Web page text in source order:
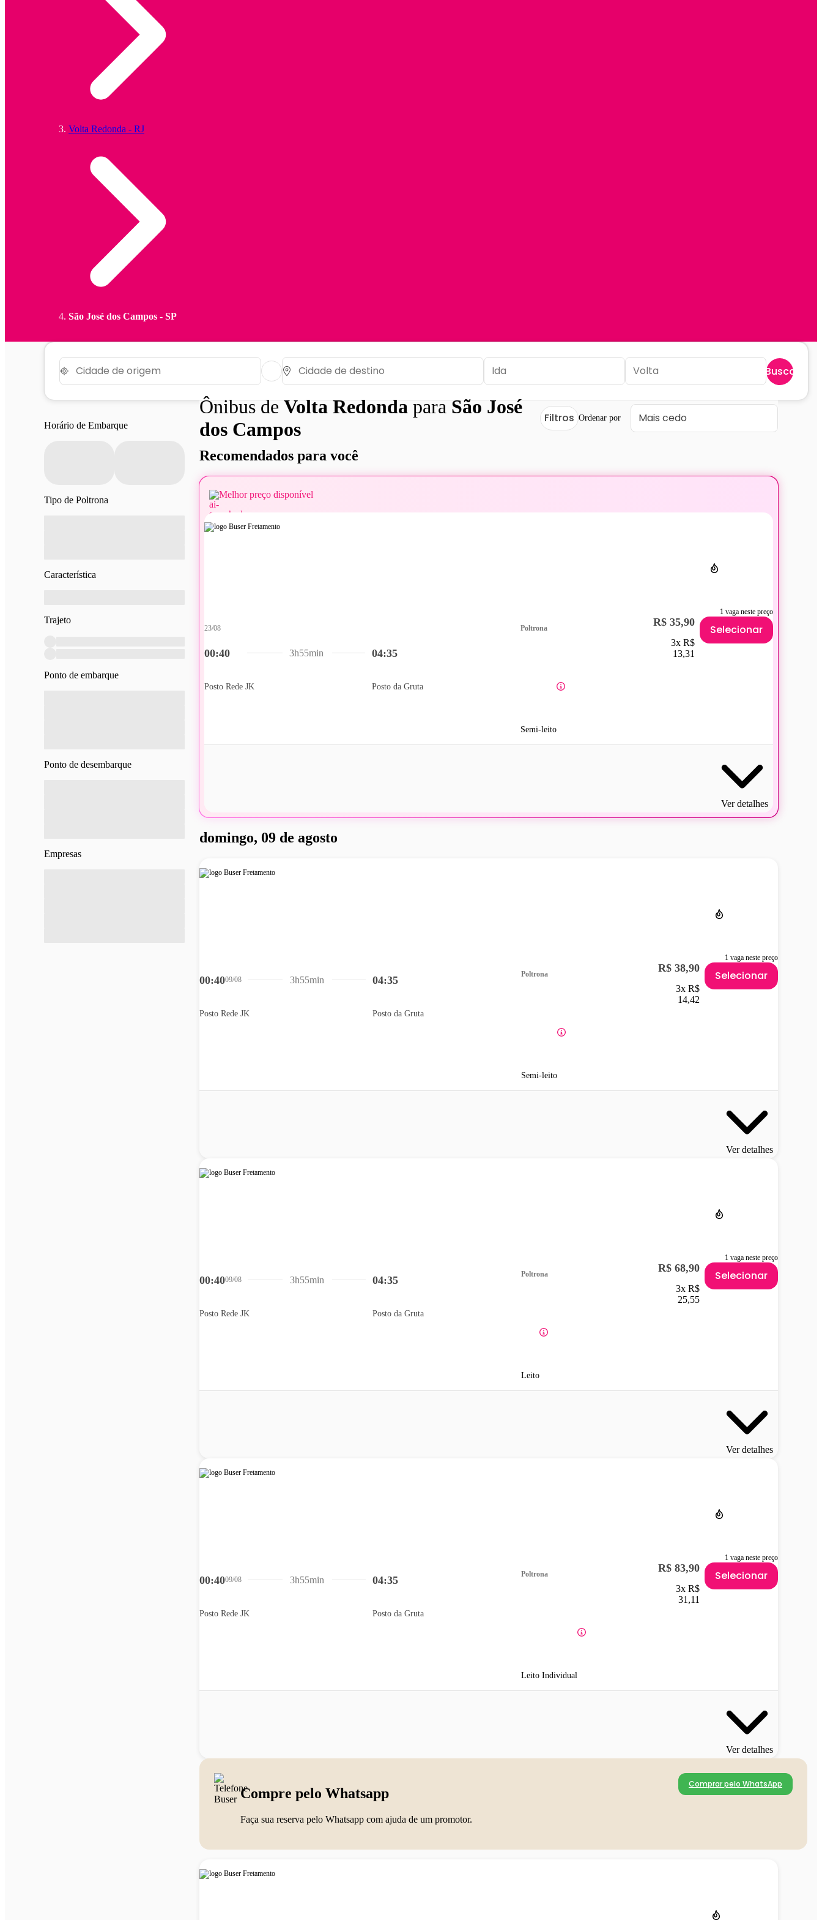
Volta Redonda - RJ
São José dos Campos - SP
Buscar
Horário de Embarque
Tipo de Poltrona
Característica
Trajeto
Ponto de embarque
Ponto de desembarque
Empresas
Ônibus deVolta RedondaparaSão José
dos Campos
Filtros Ordenar por
Recomendados para você
Melhor preço disponível
1 vaga neste preço
00:40
23/08
Posto Rede JK
04:35
Posto da Gruta
3h55min
Poltrona
Semi-leito
R$ 35,90
3x R$
13,31
Selecionar
Ver detalhes
domingo, 09 de agosto
1 vaga neste preço
00:4009/08
Posto Rede JK
04:35
Posto da Gruta
3h55min
Poltrona
Semi-leito
R$ 38,90
3x R$
14,42
Selecionar
Ver detalhes
1 vaga neste preço
00:4009/08
Posto Rede JK
04:35
Posto da Gruta
3h55min
Poltrona
Leito
R$ 68,90
3x R$
25,55
Selecionar
Ver detalhes
1 vaga neste preço
00:4009/08
Posto Rede JK
04:35
Posto da Gruta
3h55min
Poltrona
Leito Individual
R$ 83,90
3x R$
31,11
Selecionar
Ver detalhes
Compre pelo Whatsapp
Faça sua reserva pelo Whatsapp com ajuda de um promotor.
Comprar pelo WhatsApp